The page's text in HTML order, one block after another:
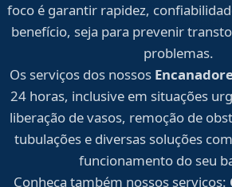
foco é garantir rapidez,
benefício, seja para prevenir
problemas.
Os serviços dos nossos
24 horas, inclusive em situações
liberação de vasos, remoção de
tubulações e diversas soluções
funcionamento do seu
Conheça também nossos serviços: